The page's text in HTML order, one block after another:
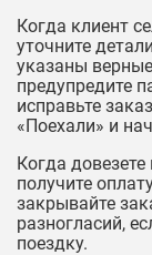
Когда клиент
уточните
указаны
предупредите
исправьте
«Поехали» и
Когда
получите
закрывайте
разногласий,
поездку.